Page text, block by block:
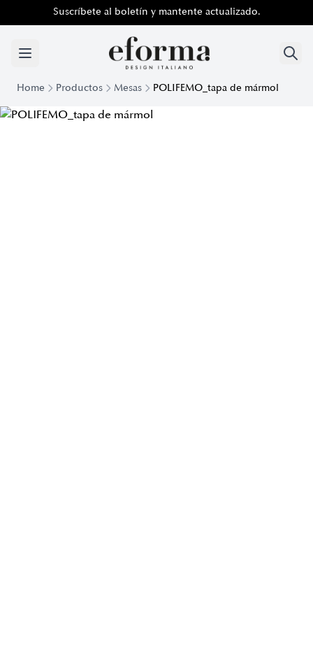
Suscríbete al boletín y mantente actualizado.
Home Productos Mesas POLIFEMO_tapa de mármol
Mesa de Diseño Polifemo con Tapa de Mármol | Eforma